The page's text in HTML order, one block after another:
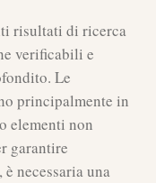
risultati di ricerca
verificabili e
Le
principalmente in
elementi non
garantire
necessaria una